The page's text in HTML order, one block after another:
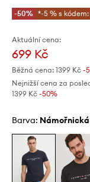
-50% *-5 % s kódem:
Aktuální cena:
699 Kč
Běžná cena: 1399 Kč -
Nejnižší cena za
1399 Kč -50%
Barva: